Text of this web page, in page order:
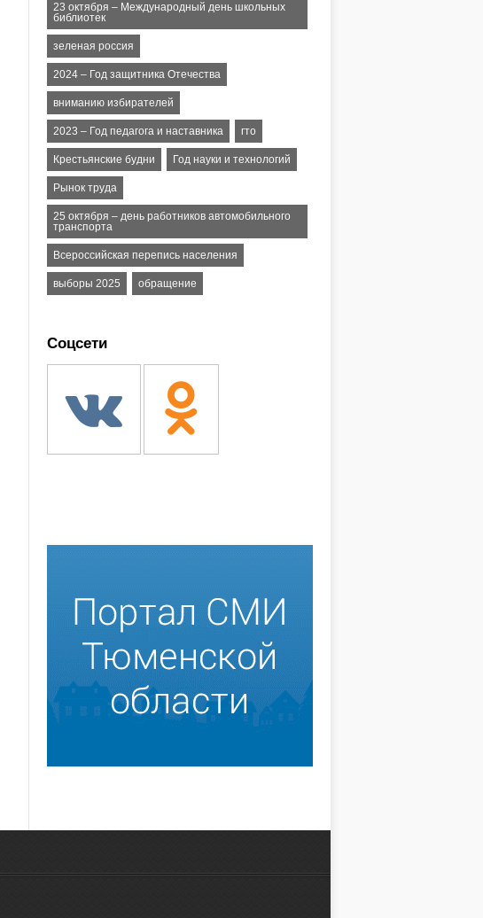
23 октября – Международный день школьных
библиотек
зеленая россия
2024 – Год защитника Отечества
вниманию избирателей
2023 – Год педагога и наставника гто
Крестьянские будни Год науки и технологий
Рынок труда
25 октября – день работников автомобильного
транспорта
Всероссийская перепись населения
выборы 2025 обращение
Соцсети